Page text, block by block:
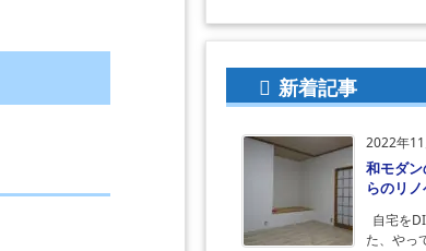
新着記事
2022年
和モダ
らのリノ
自宅を
た、やっ